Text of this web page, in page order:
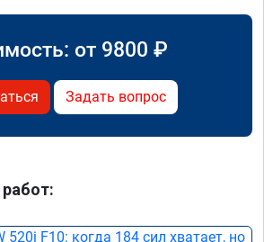
от 9800 ₽
Задать вопрос